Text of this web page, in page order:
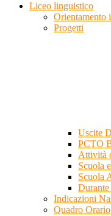
Liceo linguistico
Orientamento
Progetti
Uscite
PCTO
Attività
Scuola
Scuola
Indicazioni
Quadro Orario